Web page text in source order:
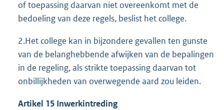
of toepassing daarvan niet overeenkomt met de
bedoeling van deze regels, beslist het college.
2.Het college kan in bijzondere gevallen ten gunste
van de belanghebbende afwijken van de bepalingen
in de regeling, als strikte toepassing daarvan tot
onbillijkheden van overwegende aard zou leiden.
Artikel 15 Inwerkintreding